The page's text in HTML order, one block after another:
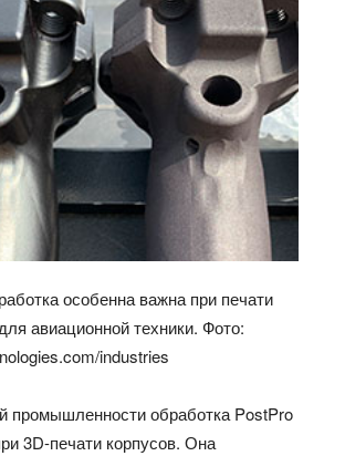
особенна важна при печати
авиационной техники. Фото:
industries
промышленности обработка PostPro
3D-печати корпусов. Она